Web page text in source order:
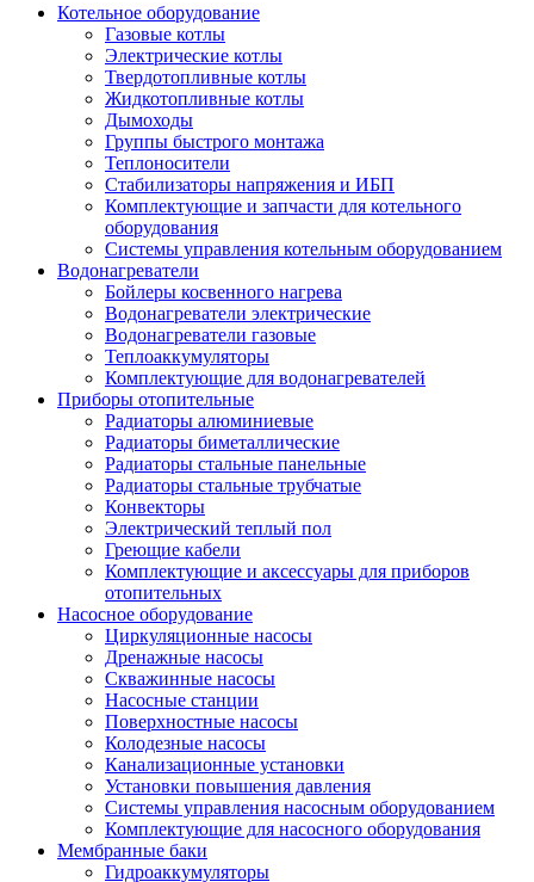
Котельное оборудование
Газовые котлы
Электрические котлы
Твердотопливные котлы
Жидкотопливные котлы
Дымоходы
Группы быстрого монтажа
Теплоносители
Стабилизаторы напряжения и ИБП
Комплектующие и запчасти для котельного
оборудования
Системы управления котельным оборудованием
Водонагреватели
Бойлеры косвенного нагрева
Водонагреватели электрические
Водонагреватели газовые
Теплоаккумуляторы
Комплектующие для водонагревателей
Приборы отопительные
Радиаторы алюминиевые
Радиаторы биметаллические
Радиаторы стальные панельные
Радиаторы стальные трубчатые
Конвекторы
Электрический теплый пол
Греющие кабели
Комплектующие и аксессуары для приборов
отопительных
Насосное оборудование
Циркуляционные насосы
Дренажные насосы
Скважинные насосы
Насосные станции
Поверхностные насосы
Колодезные насосы
Канализационные установки
Установки повышения давления
Системы управления насосным оборудованием
Комплектующие для насосного оборудования
Мембранные баки
Гидроаккумуляторы